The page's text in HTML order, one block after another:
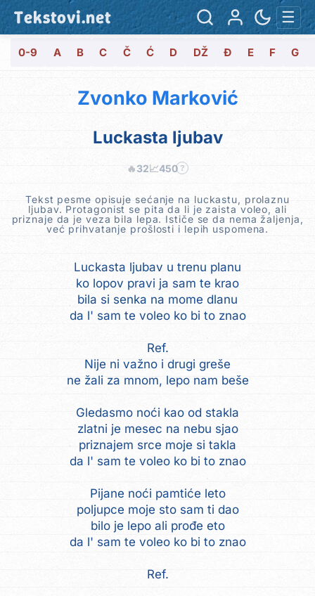
Tekstovi.net ☰
0-9 A B C Č Ć D DŽ Đ E F G
Zvonko Marković
Luckasta ljubav
🔥32📈450 ?
Tekst pesme opisuje sećanje na luckastu, prolaznu
ljubav. Protagonist se pita da li je zaista voleo, ali
priznaje da je veza bila lepa. Ističe se da nema žaljenja,
već prihvatanje prošlosti i lepih uspomena.
Luckasta ljubav u trenu planu
ko lopov pravi ja sam te krao
bila si senka na mome dlanu
da l' sam te voleo ko bi to znao
Ref.
Nije ni važno i drugi greše
ne žali za mnom, lepo nam beše
Gledasmo noći kao od stakla
zlatni je mesec na nebu sjao
priznajem srce moje si takla
da l' sam te voleo ko bi to znao
Pijane noći pamtiće leto
poljupce moje sto sam ti dao
bilo je lepo ali prođe eto
da l' sam te voleo ko bi to znao
Ref.